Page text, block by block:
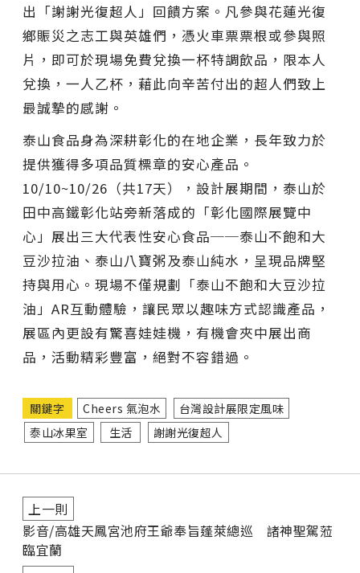
出「謝謝光復超人」回饋方案。凡參與花蓮光復
鄉賑災之志工與英雄們，憑火車票票根或參與照
片，即可於現場免費兌換一杯特調飲品，限本人
兌換，一人乙杯，藉此向辛苦付出的超人們致上
最誠摯的感謝。
泰山食品身為深耕彰化的在地企業，長年致力於
提供獲得多項品質標章的安心產品。
10/10~10/26（共17天），設計展期間，泰山於
田中高鐵彰化站旁新落成的「彰化國際展覽中
心」展出三大代表性安心食品──泰山不飽和大
豆沙拉油、泰山八寶粥及泰山純水，呈現品牌堅
持與用心。現場不僅規劃「泰山不飽和大豆沙拉
油」AR互動體驗，讓民眾以趣味方式認識產品，
展區內更設有驚喜娃娃機，有機會夾中展出商
品，活動精彩豐富，絕對不容錯過。
關鍵字 Cheers 氣泡水
台灣設計展限定風味
泰山冰果室
生活 謝謝光復超人
上一則
影音/高雄天鳳宮池府王爺奉旨蓬萊總巡 諸神聖駕蒞
臨宜蘭